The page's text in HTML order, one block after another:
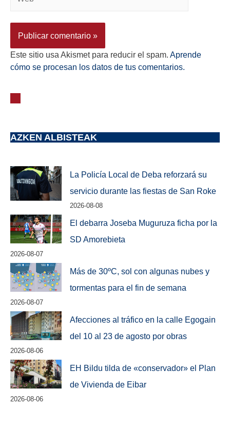
Este sitio usa Akismet para reducir el spam. Aprende
cómo se procesan los datos de tus comentarios.
AZKEN ALBISTEAK
La Policía Local de Deba reforzará su
servicio durante las fiestas de San Roke
2026-08-08
El debarra Joseba Muguruza ficha por la
SD Amorebieta
2026-08-07
Más de 30ºC, sol con algunas nubes y
tormentas para el fin de semana
2026-08-07
Afecciones al tráfico en la calle Egogain
del 10 al 23 de agosto por obras
2026-08-06
EH Bildu tilda de «conservador» el Plan
de Vivienda de Eibar
2026-08-06